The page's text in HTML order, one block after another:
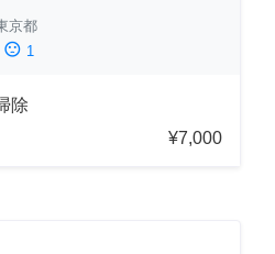
京都
sentiment_dissatisfied 1
除
¥7,000